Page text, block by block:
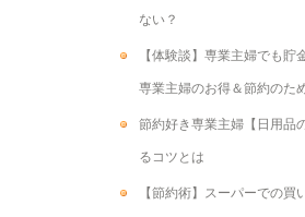
ない？
【体験談】専業主婦でも
専業主婦のお得＆節約のた
節約好き専業主婦【日用品
るコツとは
【節約術】スーパーでの買